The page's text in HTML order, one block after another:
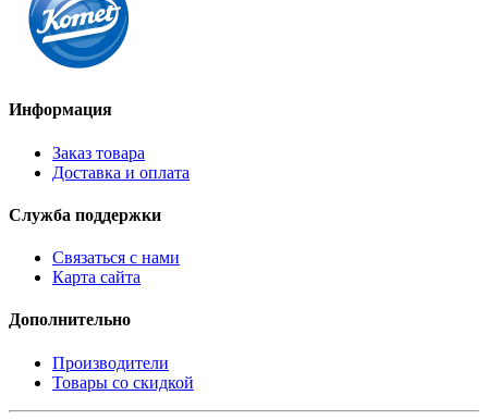
Информация
Заказ товара
Доставка и оплата
Служба поддержки
Связаться с нами
Карта сайта
Дополнительно
Производители
Товары со скидкой